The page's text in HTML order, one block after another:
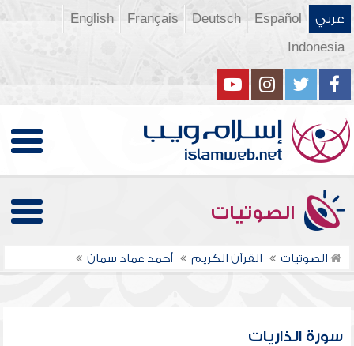
عربي Español
Deutsch
Français
English
Indonesia
الصوتيات
الصوتيات القرآن الكريم أحمد عماد سمان
سورة الذاريات